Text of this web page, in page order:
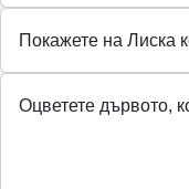
Покажете на Лиска
Оцветете дървото,